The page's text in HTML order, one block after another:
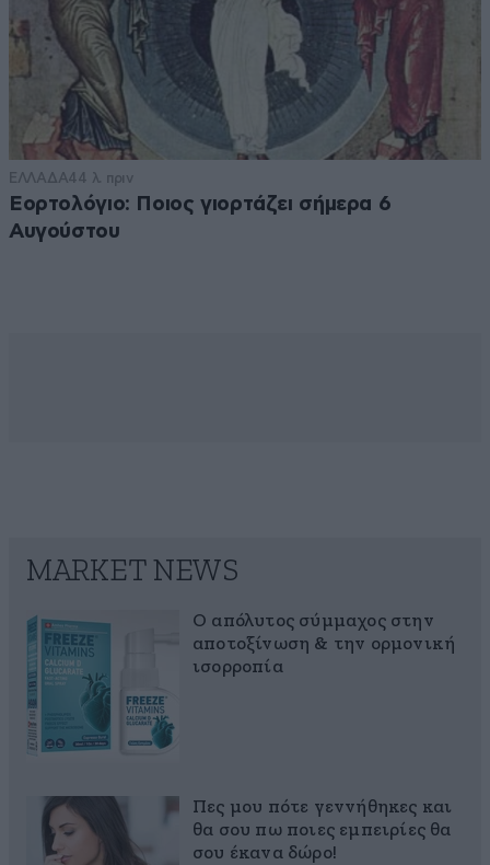
ΕΛΛΑΔΑ44 λ. πριν
Εορτολόγιο: Ποιος γιορτάζει σήμερα 6
Αυγούστου
MARKET NEWS
Ο απόλυτος σύμμαχος στην
αποτοξίνωση & την ορμονική
ισορροπία
Πες μου πότε γεννήθηκες και
θα σου πω ποιες εμπειρίες θα
σου έκανα δώρο!